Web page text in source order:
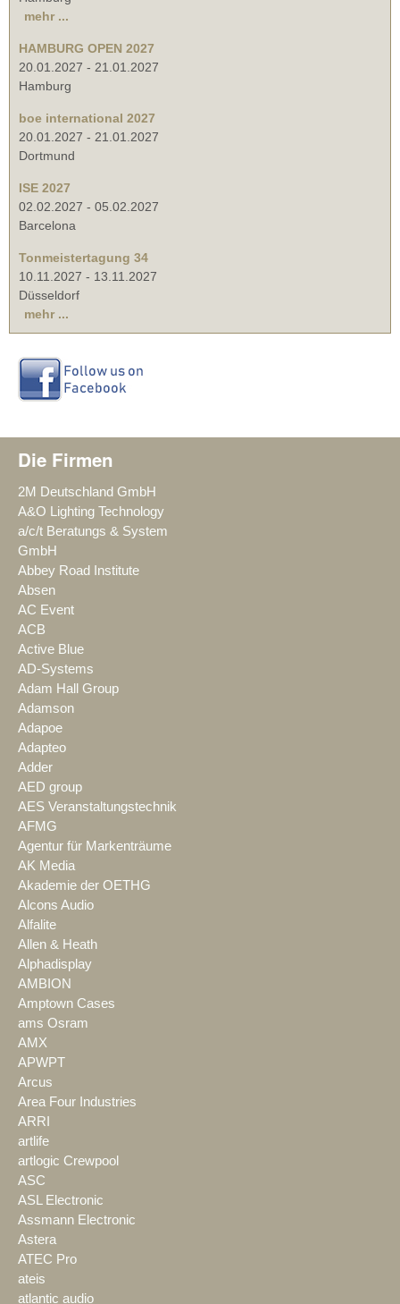
mehr ...
HAMBURG OPEN 2027
20.01.2027 - 21.01.2027
Hamburg
boe international 2027
20.01.2027 - 21.01.2027
Dortmund
ISE 2027
02.02.2027 - 05.02.2027
Barcelona
Tonmeistertagung 34
10.11.2027 - 13.11.2027
Düsseldorf
mehr ...
Die Firmen
2M Deutschland GmbH
A&O Lighting Technology
a/c/t Beratungs & System
GmbH
Abbey Road Institute
Absen
AC Event
ACB
Active Blue
AD-Systems
Adam Hall Group
Adamson
Adapoe
Adapteo
Adder
AED group
AES Veranstaltungstechnik
AFMG
Agentur für Markenträume
AK Media
Akademie der OETHG
Alcons Audio
Alfalite
Allen & Heath
Alphadisplay
AMBION
Amptown Cases
ams Osram
AMX
APWPT
Arcus
Area Four Industries
ARRI
artlife
artlogic Crewpool
ASC
ASL Electronic
Assmann Electronic
Astera
ATEC Pro
ateis
atlantic audio